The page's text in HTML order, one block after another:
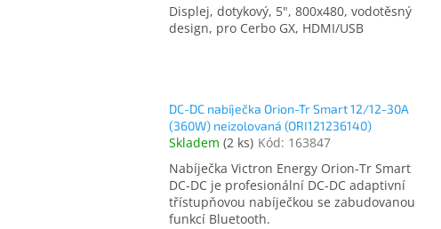
Displej, dotykový, 5", 800x480, vodotěsný
design, pro Cerbo GX, HDMI/USB
DC-DC nabíječka Orion-Tr Smart 12/12-30A
(360W) neizolovaná (ORI121236140)
Skladem (2 ks) Kód: 163847
Nabíječka Victron Energy Orion-Tr Smart
DC-DC je profesionální DC-DC adaptivní
třístupňovou nabíječkou se zabudovanou
funkcí Bluetooth.